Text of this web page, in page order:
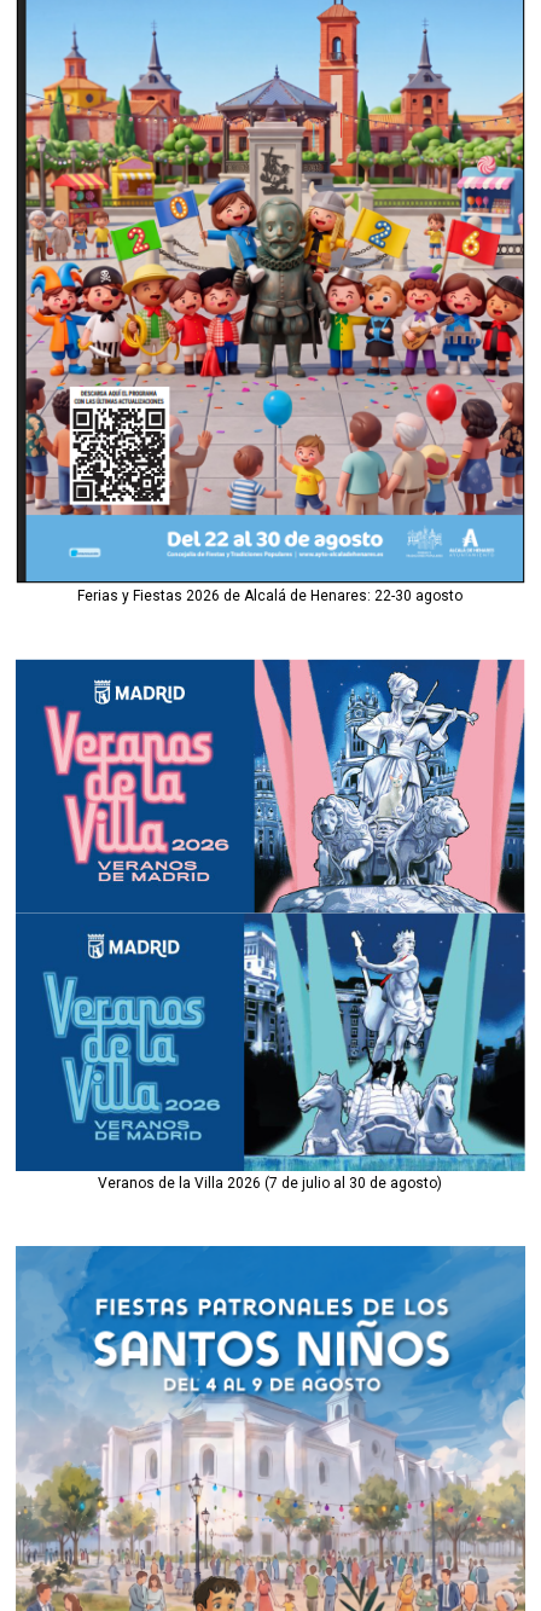
Ferias y Fiestas 2026 de Alcalá de Henares: 22-30 agosto
Veranos de la Villa 2026 (7 de julio al 30 de agosto)